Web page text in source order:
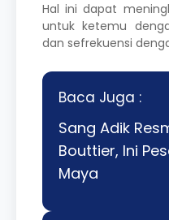
Hal ini dapat
untuk ketemu
dan sefrekuensi
Baca Juga :
Sang Adik
Bouttier, Ini
Maya